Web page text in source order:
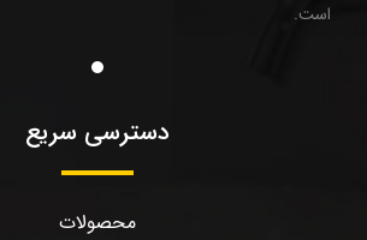
است.
دسترسی سریع
محصولات